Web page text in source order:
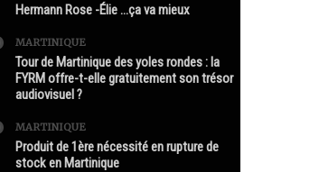
Hermann Rose -Élie …ça va mieux
MARTINIQUE
Tour de Martinique des yoles rondes : la
FYRM offre-t-elle gratuitement son trésor
audiovisuel ?
MARTINIQUE
Produit de 1ère nécessité en rupture de
stock en Martinique